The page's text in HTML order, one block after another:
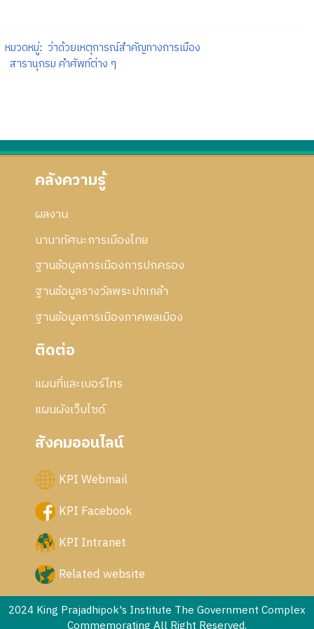
หมวดหมู่: ว่าด้วยเหตุการณ์สำคัญทางการเมือง
สารานุกรม คำศัพท์ต่าง ๆ
คลังความรู้
ผลงาน
นานาทัศนะการเมืองไทย
ฐานข้อมูลการเมืองการปกครอง
ฐานข้อมูลรางวัลพระปกเกล้า
ฐานข้อมูลการเมืองภาคพลเมือง
ติดต่อ
แผนที่และเบอร์โทร
แผนผังเว็บไซด์
สังคมออนไลน์
KPI Webmail
KPI Facebook
KPI Intranet
Related website
2024 King Prajadhipok's Institute The Government Complex